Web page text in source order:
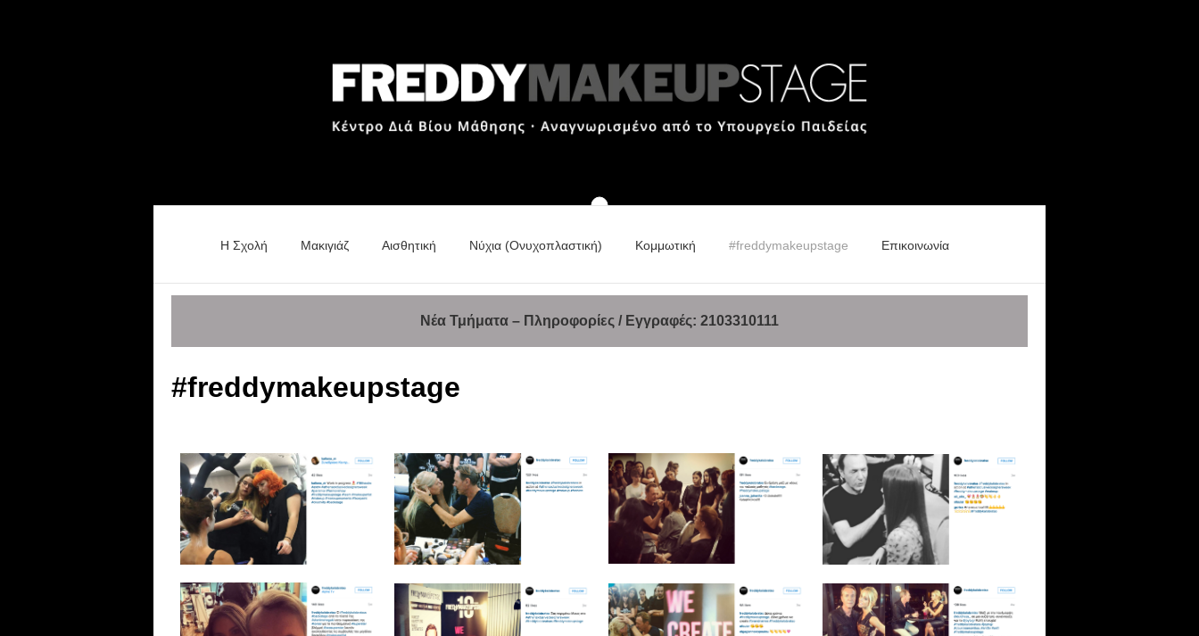
H Σχολή Μακιγιάζ Αισθητική Νύχια (Ονυχοπλαστική) Κομμωτική #freddymakeupstage Eπικοινωνία
Νέα Τμήματα – Πληροφορίες / Εγγραφές: 2103310111
#freddymakeupstage